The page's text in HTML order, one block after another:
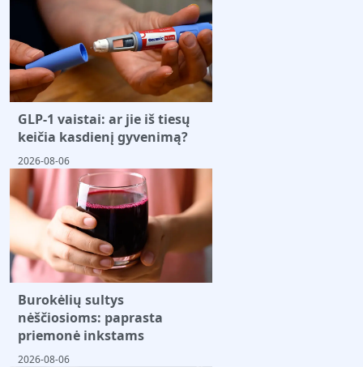
GLP-1 vaistai: ar jie iš tiesų
keičia kasdienį gyvenimą?
2026-08-06
Burokėlių sultys
nėščiosioms: paprasta
priemonė inkstams
2026-08-06